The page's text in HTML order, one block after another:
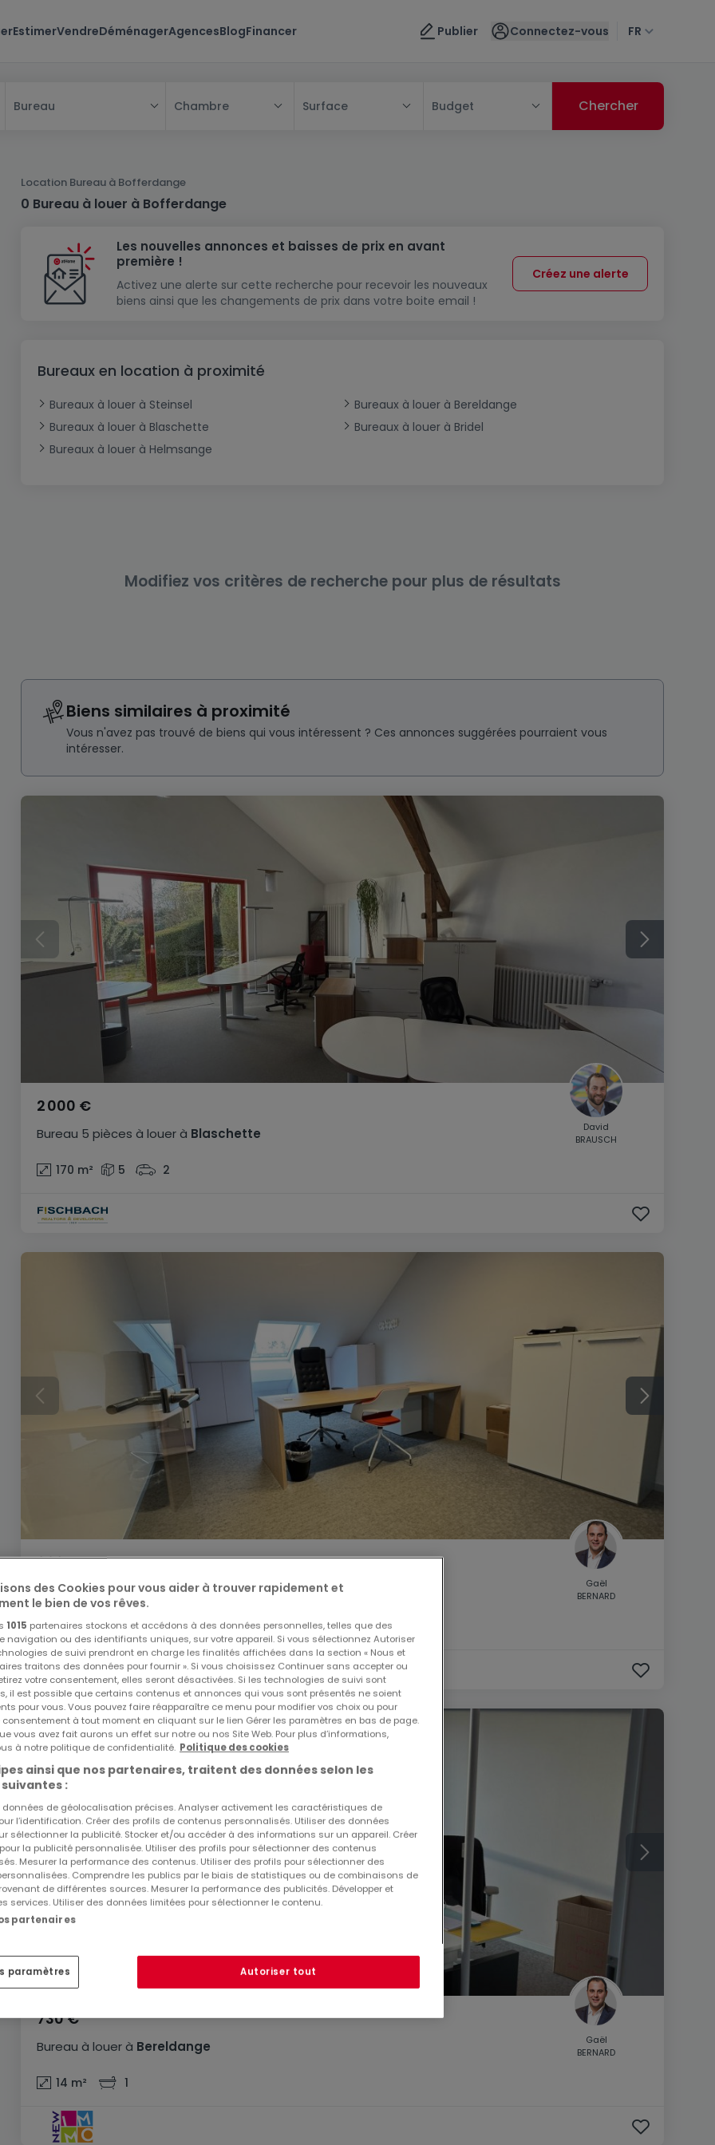
EstimerVendreDéménagerAgencesBlogFinancer Publier Connectez-vous FR
Bureau
Maison
Maison mitoyenne
Maison jumelée
Château
Corps de ferme
Châlet
Appartement
Chambre
Studio
Triplex
Mansarde
Rez-de-chaussée
Résidence
Lotissement
Maison à construire
Modèle de maison
Immeuble de rapport
Terrain non constructible
Garage - Parking
Garage fermé
Bureau
Local commercial
Fonds de Commerce
Chambre Surface Budget
Location Bureau à Bofferdange
0 Bureau à louer à Bofferdange
Les nouvelles annonces et baisses de prix en avant
première !
Activez une alerte sur cette recherche pour recevoir les nouveaux
biens ainsi que les changements de prix dans votre boite email !
Créez une alerte
Bureaux en location à proximité
Bureaux à louer à Steinsel
Bureaux à louer à Bereldange
Bureaux à louer à Blaschette
Bureaux à louer à Bridel
Bureaux à louer à Helmsange
Modifiez vos critères de recherche pour plus de résultats
Biens similaires à proximité
Vous n'avez pas trouvé de biens qui vous intéressent ? Ces annonces suggérées pourraient vous
intéresser.
Bureau 5 pièces à louerà Blaschette
2 000 €
170 m² 5 2
David
BRAUSCH
Bureau à loueràBereldange
830 €
24 m² 1
Gaël
BERNARD
Bureau à louerà Bereldange
730 €
14 m² 1
Gaël
BERNARD
des Cookies pour vous aider à trouver rapidement et
le bien de vos rêves.
1015 partenaires stockons et accédons à des données personnelles, telles que des
navigation ou des identifiants uniques, sur votre appareil. Si vous sélectionnez Autoriser
de suivi prendront en charge les finalités affichées dans la section « Nous et
traitons des données pour fournir ». Si vous choisissez Continuer sans accepter ou
votre consentement, elles seront désactivées. Si les technologies de suivi sont
il est possible que certains contenus et annonces qui vous sont présentés ne soient
pour vous. Vous pouvez faire réapparaître ce menu pour modifier vos choix ou pour
consentement à tout moment en cliquant sur le lien Gérer les paramètres en bas de page.
vous avez fait aurons un effet sur notre ou nos Site Web. Pour plus d’informations,
à notre politique de confidentialité. Politique des cookies
ainsi que nos partenaires, traitent des données selon les
:
données de géolocalisation précises. Analyser activement les caractéristiques de
l’identification. Créer des profils de contenus personnalisés. Utiliser des données
sélectionner la publicité. Stocker et/ou accéder à des informations sur un appareil. Créer
la publicité personnalisée. Utiliser des profils pour sélectionner des contenus
Mesurer la performance des contenus. Utiliser des profils pour sélectionner des
Comprendre les publics par le biais de statistiques ou de combinaisons de
de différentes sources. Mesurer la performance des publicités. Développer et
services. Utiliser des données limitées pour sélectionner le contenu.
partenaires
paramètres Autoriser tout